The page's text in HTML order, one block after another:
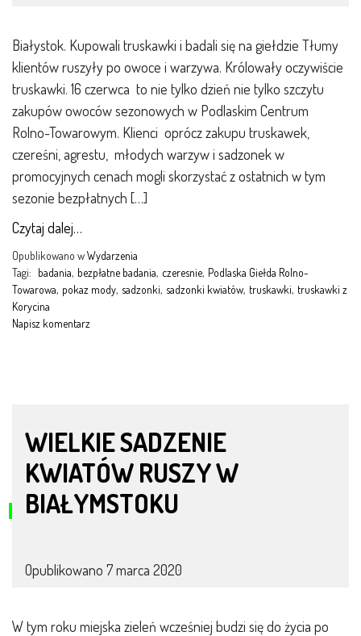
Białystok. Kupowali truskawki i badali się na giełdzie Tłumy
klientów ruszyły po owoce i warzywa. Królowały oczywiście
truskawki. 16 czerwca to nie tylko dzień nie tylko szczytu
zakupów owoców sezonowych w Podlaskim Centrum
Rolno-Towarowym. Klienci oprócz zakupu truskawek,
czereśni, agrestu, młodych warzyw i sadzonek w
promocyjnych cenach mogli skorzystać z ostatnich w tym
sezonie bezpłatnych […]
Czytaj dalej…
Opublikowano wWydarzenia
Tagi: badania, bezpłatne badania, czeresnie, Podlaska Giełda Rolno-
Towarowa, pokaz mody, sadzonki, sadzonki kwiatów, truskawki, truskawki z
Korycina
Napisz komentarz
WIELKIE SADZENIE
KWIATÓW RUSZY W
BIAŁYMSTOKU
Opublikowano 7 marca 2020
W tym roku miejska zieleń wcześniej budzi się do życia po